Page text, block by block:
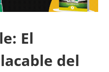
El
del